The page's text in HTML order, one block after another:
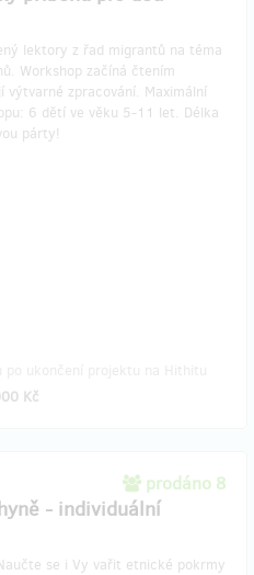
lektory z řad migrantů na téma
Workshop začíná čtením
výtvarné zpracování. Maximální
6 dětí ve věku 5-11 let. Délka
párty!
Kč
prodáno 8
- individuální
se i Vy vařit etnické pokrmy